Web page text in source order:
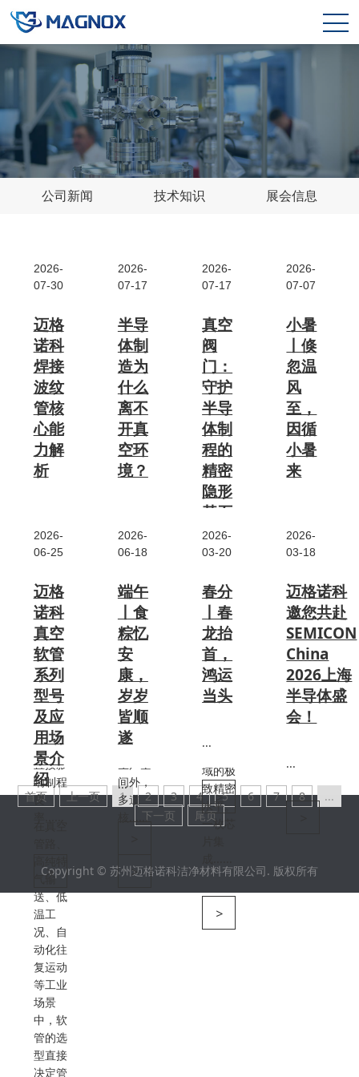
公司新闻 技术知识 展会信息
2026-
07-30
迈格
诺科
焊接
波纹
管核
心能
力解
析
体超纯
气体精
领域，
焊接波
纹管是
保障气
体传输
稳定性
与纯度
的核心
部件。
其性能
直接影
响制程
良
>
2026-
07-17
半导
体制
造为
什么
离不
开真
空环
境？
导体生
产的双
要求半
导体器
件的生
产对生
产条件
有着严
苛标
准，除
全程要
求超净
生产空
间外，
多道
核......
>
2026-
07-17
真空
阀
门：
守护
半导
体制
程的
精密
隐形
基石
一、极
的半导
体制
程，严
苛的环
境管控
需求现
代半导
域的极
致精密
水平。
一枚芯
>
2026-
07-07
小暑
丨倏
忽温
风
至，
因循
小暑
来
2026-
06-25
迈格
诺科
真空
软管
系列
型号
及应
用场
景介
绍
气输
送、低
温工
况、自
动化往
复运动
等工业
场景
中，软
管的选
型直接
决定管
2026-
06-18
端午
丨食
粽忆
安
康，
岁岁
皆顺
遂
...
2026-
03-20
春分
丨春
龙抬
首，
鸿运
当头
...
>
2026-
03-18
迈格诺科
邀您共赴
SEMICON
China
2026上海
半导体盛
会！
...
首页 上一页 1 2 3 4 5 6 7 8
...
下一页
尾页
Copyright © 苏州迈格诺科洁净材料有限公司. 版权所有